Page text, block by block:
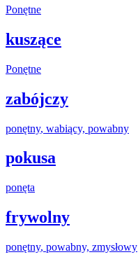
Ponętne
kuszące
Ponętne
zabójczy
ponętny, wabiący, powabny
pokusa
ponęta
frywolny
ponętny, powabny, zmysłowy